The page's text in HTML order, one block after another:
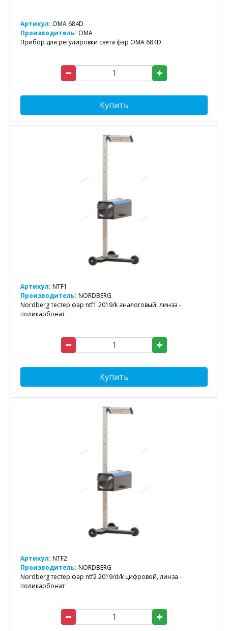
Артикул: OMA 684D
Производитель: OMA
Прибор для регулировки света фар OMA 684D
Купить
Артикул: NTF1
Производитель: NORDBERG
Nordberg тестер фар ntf1 2019/k аналоговый, линза -
поликарбонат
Купить
Артикул: NTF2
Производитель: NORDBERG
Nordberg тестер фар ntf2 2019/d/k цифровой, линза -
поликарбонат